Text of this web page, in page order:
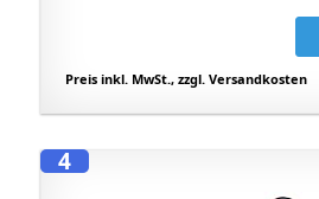
Preis inkl. MwSt., zzgl. Versandkosten
4